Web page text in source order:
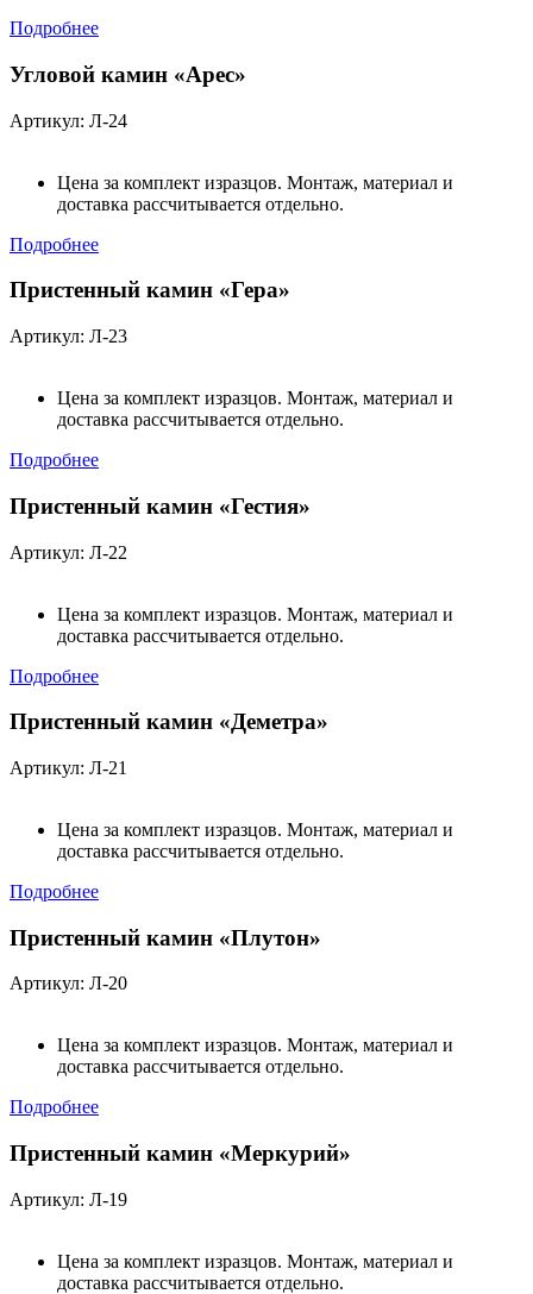
Подробнее
Угловой камин «Арес»
Артикул: Л-24
Цена за комплект изразцов. Монтаж, материал и
доставка рассчитывается отдельно.
Подробнее
Пристенный камин «Гера»
Артикул: Л-23
Цена за комплект изразцов. Монтаж, материал и
доставка рассчитывается отдельно.
Подробнее
Пристенный камин «Гестия»
Артикул: Л-22
Цена за комплект изразцов. Монтаж, материал и
доставка рассчитывается отдельно.
Подробнее
Пристенный камин «Деметра»
Артикул: Л-21
Цена за комплект изразцов. Монтаж, материал и
доставка рассчитывается отдельно.
Подробнее
Пристенный камин «Плутон»
Артикул: Л-20
Цена за комплект изразцов. Монтаж, материал и
доставка рассчитывается отдельно.
Подробнее
Пристенный камин «Меркурий»
Артикул: Л-19
Цена за комплект изразцов. Монтаж, материал и
доставка рассчитывается отдельно.